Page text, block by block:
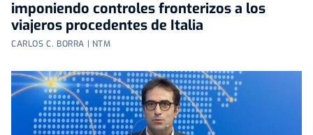
imponiendo controles fronterizos a los
viajeros procedentes de Italia
CARLOS C. BORRA | NTM